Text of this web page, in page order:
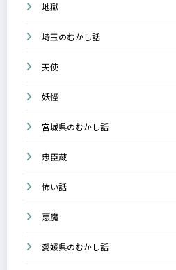
地獄
埼玉のむかし話
天使
妖怪
宮城県のむかし話
忠臣蔵
怖い話
悪魔
愛媛県のむかし話